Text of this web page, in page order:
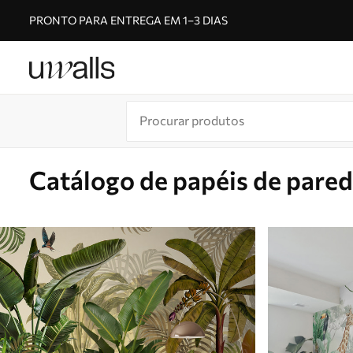
PRONTO PARA ENTREGA EM 1–3 DIAS
Catálogo de papéis de